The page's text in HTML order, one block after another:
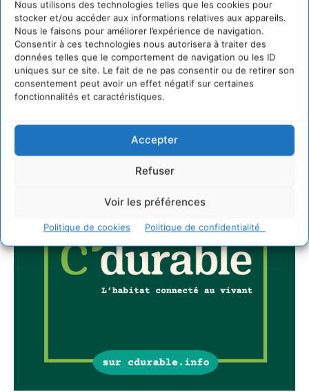
Nous utilisons des technologies telles que les cookies pour
stocker et/ou accéder aux informations relatives aux appareils.
Nous le faisons pour améliorer l’expérience de navigation.
Consentir à ces technologies nous autorisera à traiter des
données telles que le comportement de navigation ou les ID
uniques sur ce site. Le fait de ne pas consentir ou de retirer son
consentement peut avoir un effet négatif sur certaines
fonctionnalités et caractéristiques.
Accepter
Refuser
Voir les préférences
Politique de cookies Politique de confidentialité
JE M'ABONNE